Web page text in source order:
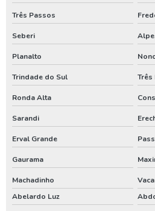
Manutenção preventiva em poços
Orçamento para construir poço artesiano
Orçamento para instalar poço artesiano
Orçamento para perfuração de poço
Orçamento poço artesiano
Outorga de água para poço artesiano
Outorga de direito de uso do poço
Outorga de poço artesiano
Três Passos
Seberi
Planalto
Trindade do Sul Três
Ronda Alta
Sarandi
Erval Grande
Gaurama
Machadinho
Abelardo Luz